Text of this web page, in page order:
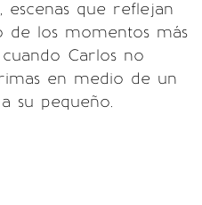
escenas que reflejan
los momentos más
Carlos no
en medio de un
su pequeño.